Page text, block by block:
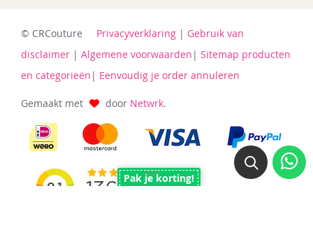
© CRCouture Privacyverklaring | Gebruik van
disclaimer | Algemene voorwaarden | Sitemap producten
en categorieën | Eenvoudig je order annuleren
Gemaakt met door Netwrk.
Pak je korting!